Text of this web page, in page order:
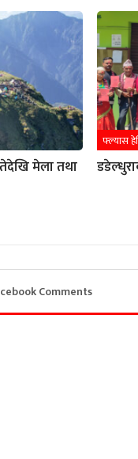
मेला तथा
फ्ल्यास
Comments